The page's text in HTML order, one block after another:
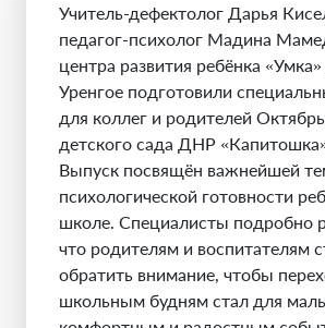
Учитель-дефектолог Дарья
педагог-психолог Мадина
центра развития ребёнка
Уренгое подготовили
для коллег и родителей
детского сада ДНР
Выпуск посвящён важнейшей
психологической готовности
школе. Специалисты подробно
что родителям и воспитателям
обратить внимание, чтобы
школьным будням стал для